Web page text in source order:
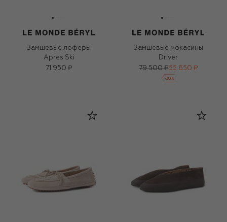
Замшевые лоферы
Apres Ski
71 950 ₽
Замшевые мокасины
Driver
79 500 ₽55 650 ₽
-30%